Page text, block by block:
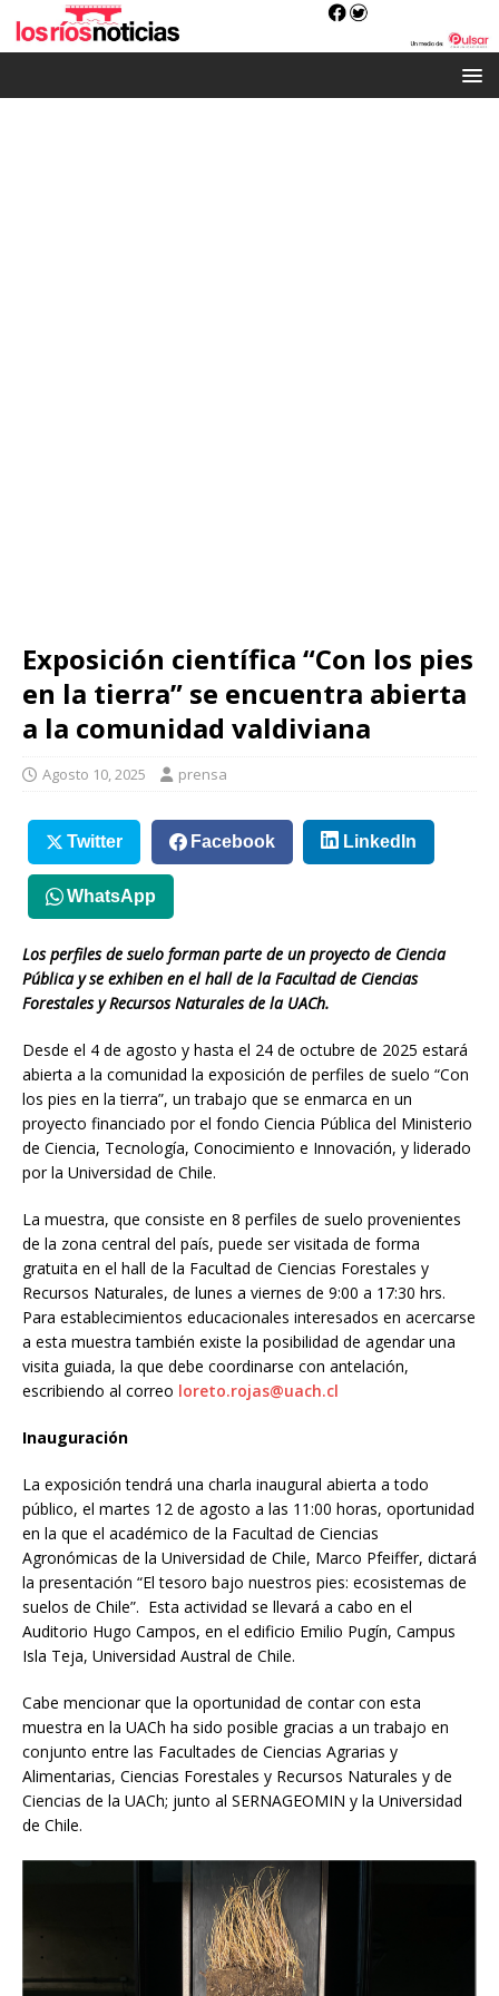
Exposición científica “Con los pies
en la tierra” se encuentra abierta
a la comunidad valdiviana
Agosto 10, 2025 prensa
Twitter Facebook LinkedIn
WhatsApp
Los perfiles de suelo forman parte de un proyecto de Ciencia
Pública y se exhiben en el hall de la Facultad de Ciencias
Forestales y Recursos Naturales de la UACh.
Desde el 4 de agosto y hasta el 24 de octubre de 2025 estará
abierta a la comunidad la exposición de perfiles de suelo “Con
los pies en la tierra”, un trabajo que se enmarca en un
proyecto financiado por el fondo Ciencia Pública del Ministerio
de Ciencia, Tecnología, Conocimiento e Innovación, y liderado
por la Universidad de Chile.
La muestra, que consiste en 8 perfiles de suelo provenientes
de la zona central del país, puede ser visitada de forma
gratuita en el hall de la Facultad de Ciencias Forestales y
Recursos Naturales, de lunes a viernes de 9:00 a 17:30 hrs.
Para establecimientos educacionales interesados en acercarse
a esta muestra también existe la posibilidad de agendar una
visita guiada, la que debe coordinarse con antelación,
escribiendo al correo loreto.rojas@uach.cl
Inauguración
La exposición tendrá una charla inaugural abierta a todo
público, el martes 12 de agosto a las 11:00 horas, oportunidad
en la que el académico de la Facultad de Ciencias
Agronómicas de la Universidad de Chile, Marco Pfeiffer, dictará
la presentación “El tesoro bajo nuestros pies: ecosistemas de
suelos de Chile”. Esta actividad se llevará a cabo en el
Auditorio Hugo Campos, en el edificio Emilio Pugín, Campus
Isla Teja, Universidad Austral de Chile.
Cabe mencionar que la oportunidad de contar con esta
muestra en la UACh ha sido posible gracias a un trabajo en
conjunto entre las Facultades de Ciencias Agrarias y
Alimentarias, Ciencias Forestales y Recursos Naturales y de
Ciencias de la UACh; junto al SERNAGEOMIN y la Universidad
de Chile.